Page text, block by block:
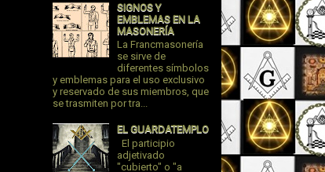
SIGNOS Y
EMBLEMAS EN LA
MASONERÍA
La Francmasonería
se sirve de
diferentes símbolos
y emblemas para el uso exclusivo
y reservado de sus miembros, que
se trasmiten por tra...
EL GUARDATEMPLO
El participio
adjetivado
"cubierto" o "a